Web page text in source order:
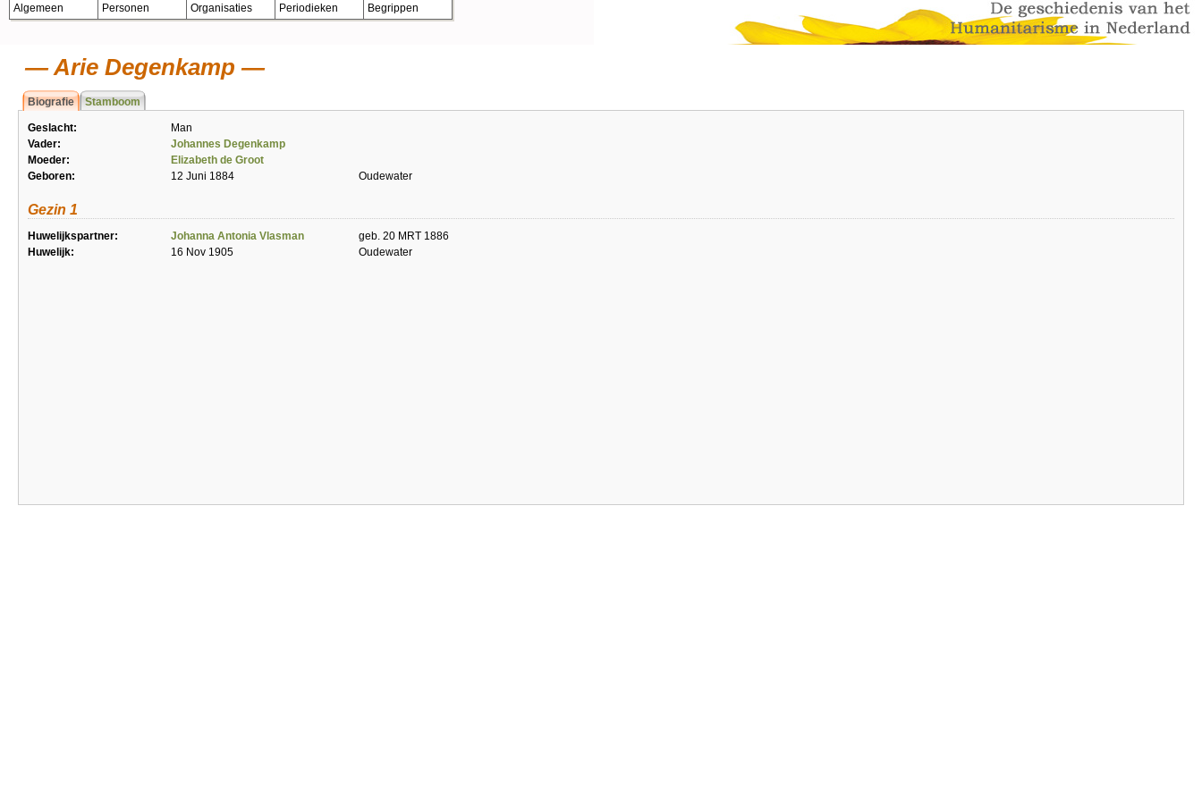
Algemeen Personen Organisaties Periodieken Begrippen
Arie Degenkamp
Biografie Stamboom
Geslacht:
Man
Vader:
Johannes Degenkamp
Moeder:
Elizabeth de Groot
Geboren:
12 Juni 1884 Oudewater
Gezin 1
Huwelijkspartner: Johanna Antonia Vlasman
geb. 20 MRT 1886
Huwelijk:
16 Nov 1905 Oudewater